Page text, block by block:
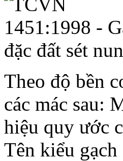
Theo độ bền
các mác sau:
hiệu quy ước
Tên kiểu